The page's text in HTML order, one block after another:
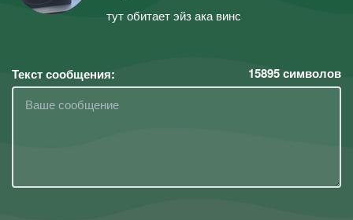
тут обитает эйз ака винс
Текст сообщения: 15895символов